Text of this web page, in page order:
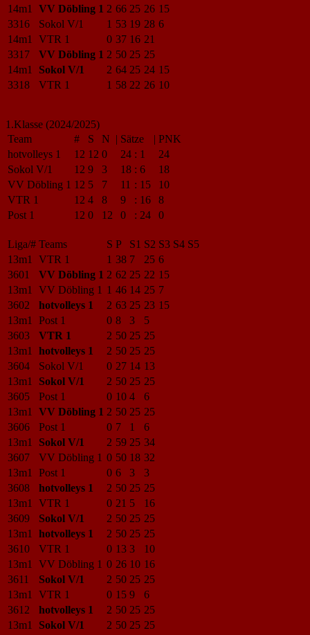
14m1
VV Döbling 1 2 66 25 26 15
3316
Sokol V/1 1 53 19 28 6
14m1
VTR 1 0 37 16 21
3317
VV Döbling 1 2 50 25 25
14m1
Sokol V/1 2 64 25 24 15
3318
VTR 1 1 58 22 26 10
1.Klasse (2024/2025)
Team
# S N | Sätze | PNK
hotvolleys 1
12 12 0 24 : 1
24
Sokol V/1
12 9 3 18 : 6
18
VV Döbling 1 12 5 7 11 : 15
10
VTR 1
12 4 8 9 : 16
8
Post 1
12 0 12 0 : 24 0
Liga/# Teams S P S1 S2 S3 S4 S5
13m1
VTR 1 1 38 7 25 6
3601
VV Döbling 1 2 62 25 22 15
13m1
VV Döbling 1 1 46 14 25 7
3602
hotvolleys 1 2 63 25 23 15
13m1
Post 1 0 8 3
5
3603
VTR 1 2 50 25 25
13m1
hotvolleys 1 2 50 25 25
3604
Sokol V/1 0 27 14 13
13m1
Sokol V/1 2 50 25 25
3605
Post 1 0 10 4
6
13m1
VV Döbling 1 2 50 25 25
3606
Post 1 0 7 1
6
13m1
Sokol V/1 2 59 25 34
3607
VV Döbling 1 0 50 18 32
13m1
Post 1 0 6 3
3
3608
hotvolleys 1 2 50 25 25
13m1
VTR 1 0 21 5
16
3609
Sokol V/1 2 50 25 25
13m1
hotvolleys 1 2 50 25 25
3610
VTR 1 0 13 3
10
13m1
VV Döbling 1 0 26 10 16
3611
Sokol V/1 2 50 25 25
13m1
VTR 1 0 15 9
6
3612
hotvolleys 1 2 50 25 25
13m1
Sokol V/1 2 50 25 25